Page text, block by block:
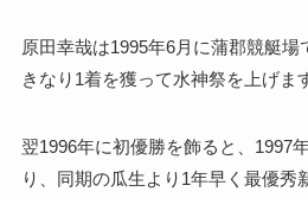
原田幸哉は1995年6月に蒲郡競艇
きなり1着を獲って水神祭を上げま
翌1996年に初優勝を飾ると、1997
り、同期の瓜生より1年早く最優秀